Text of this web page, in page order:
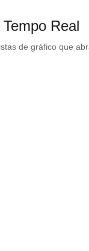
Real
de gráfico que